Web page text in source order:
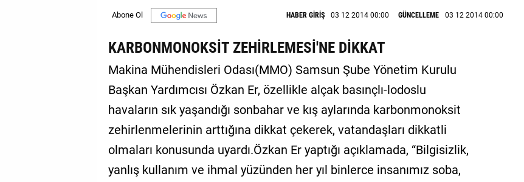
HABER GİRİŞ 03 12 2014 00:00 GÜNCELLEME 03 12 2014 00:00
KARBONMONOKSİT ZEHİRLEMESİ'NE DİKKAT
Makina Mühendisleri Odası(MMO) Samsun Şube Yönetim Kurulu
Başkan Yardımcısı Özkan Er, özellikle alçak basınçlı-lodoslu
havaların sık yaşandığı sonbahar ve kış aylarında karbonmonoksit
zehirlenmelerinin arttığına dikkat çekerek, vatandaşları dikkatli
olmaları konusunda uyardı.Özkan Er yaptığı açıklamada, “Bilgisizlik,
yanlış kullanım ve ihmal yüzünden her yıl binlerce insanımız soba,